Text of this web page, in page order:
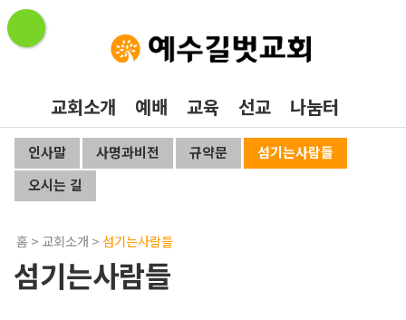
교회소개 예배 교육 선교 나눔터
인사말 사명과비전 규약문
섬기는사람들
오시는 길
홈 > 교회소개 > 섬기는사람들
섬기는사람들